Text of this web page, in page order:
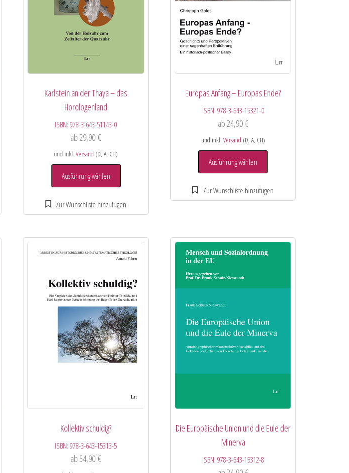
Karlstein an der Thaya – das
Horologenland
ISBN:978-3-643-51143-0
ab 29,90€
und inkl.Versand (D, A, CH)
Ausführung wählen
Europas Anfang – Europas Ende?
ISBN: 978-3-643-15321-0
ab 24,90 €
und inkl. Versand (D, A, CH)
Ausführung wählen
Kollektiv schuldig?
ISBN:978-3-643-15313-5
ab54,90€
Die Europäische Union und die Eule der
Minerva
ISBN: 978-3-643-15312-8